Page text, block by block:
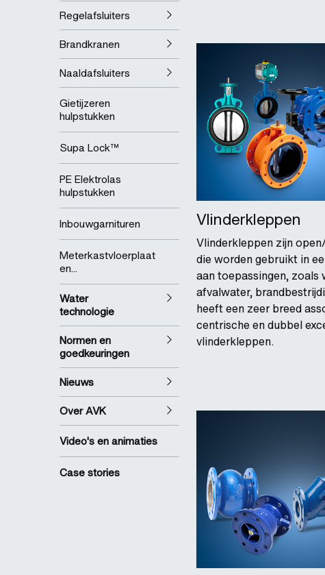
Regelafsluiters
Brandkranen
Naaldafsluiters
Gietijzeren
hulpstukken
Supa Lock™
PE Elektrolas
hulpstukken
Inbouwgarnituren
Meterkastvloerplaat
en...
Water
technologie
Normen en
goedkeuringen
Nieuws
Over AVK
Video's en animaties
Case stories
Vlinderkleppen
Vlinderkleppen zijn
die worden gebruikt in
aan toepassingen, zoals
afvalwater,
heeft een zeer breed
centrische en dubbel
vlinderkleppen.